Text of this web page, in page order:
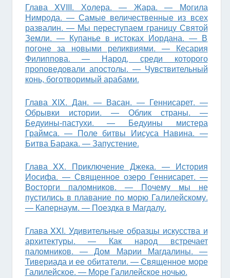
Глава XVIII. Холера. — Жара. — Могила
Нимрода. — Самые величественные из всех
развалин. — Мы переступаем границу Святой
Земли. — Купанье в истоках Иордана. — В
погоне за новыми реликви­ями. — Кесария
Филиппова. — Народ, среди которого
проповедовали апостолы. — Чувствительный
конь, боготворимый арабами.
Глава XIX. Дан. — Васан. — Геннисарет. —
Обрывки истории. — Облик стра­ны. —
Бедуины-пастухи. — Бедуины мистера
Граймса. — Поле битвы Иисуса Навина. —
Битва Барака. — Запустение.
Глава XX. Приключение Джека. — История
Иосифа. — Священное озеро Геннисарет. —
Восторги паломников. — Почему мы не
пустились в плавание по морю Галилейскому.
— Капернаум. — Поездка в Магдалу.
Глава XXI. Удивительные образцы искусства и
архитектуры. — Как народ встречает
паломников. — Дом Марии Магдалины. —
Тивериада и ее обитатели. — Священное море
Галилейское. — Море Галилейское ночью.